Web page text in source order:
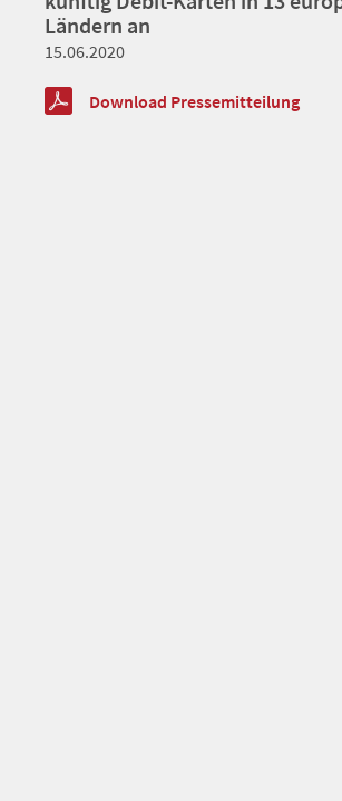
Ländern an
15.06.2020
Download Pressemitteilung